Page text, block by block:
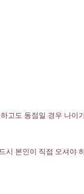
고도 동점일 경우 나이
시 본인 이 직접 오셔야